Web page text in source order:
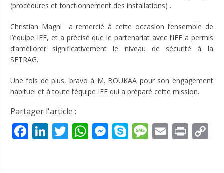
(procédures et fonctionnement des installations) .
Christian Magni a remercié à cette occasion l’ensemble de
l’équipe IFF, et a précisé que le partenariat avec l’IFF a permis
d’améliorer significativement le niveau de sécurité à la
SETRAG.
Une fois de plus, bravo à M. BOUKAA pour son engagement
habituel et à toute l’équipe IFF qui a préparé cette mission.
Partager l'article :
Facebook
LinkedIn
Twitter
WhatsApp
Messenger
SkypeMessage
EmailPrint